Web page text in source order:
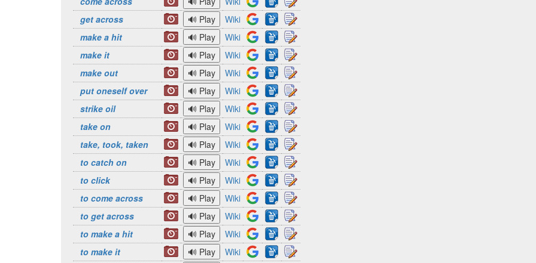
get across
Wiki
make a hit
Wiki
make it
Wiki
make out
Wiki
put oneself over
Wiki
strike oil
Wiki
take on
Wiki
take, took, taken
Wiki
to catch on
Wiki
to click
Wiki
to come across
Wiki
to get across
Wiki
to make a hit
Wiki
to make it
Wiki